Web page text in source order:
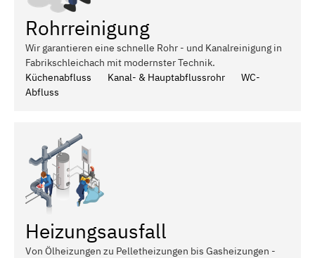
Rohrreinigung
Wir garantieren eine schnelle Rohr - und Kanalreinigung in
Fabrikschleichach mit modernster Technik.
Küchenabfluss
Kanal- & Hauptabflussrohr
WC-
Abfluss
Heizungsausfall
Von Ölheizungen zu Pelletheizungen bis Gasheizungen -